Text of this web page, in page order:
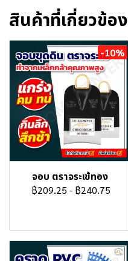
สินค้าที่เกี่ยวข้อง
-10%
จอบ ตราจระเข้ทอง
฿209.25 - ฿240.75